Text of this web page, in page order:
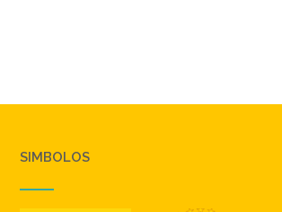
SIMBOLOS